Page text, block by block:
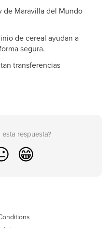
de Maravilla del Mundo
de cereal ayudan a
segura.
transferencias
respuesta?
😁